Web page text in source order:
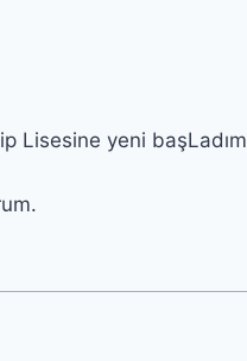
Lisesine yeni